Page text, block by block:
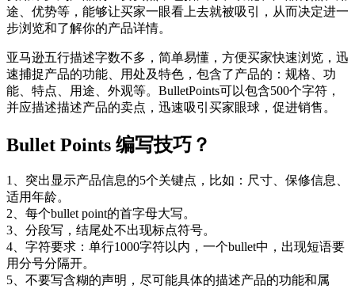
途、优势等，能够让买家一眼看上去就被吸引，从而决定进一
步浏览和了解你的产品详情。
亚马逊五行描述字数不多，简单易懂，方便买家快速浏览，迅
速捕捉产品的功能、用处及特色，包含了产品的：规格、功
能、特点、用途、外观等。BulletPoints可以包含500个字符，
并应描述描述产品的卖点，迅速吸引买家眼球，促进销售。
Bullet Points 编写技巧？
1、突出显示产品信息的5个关键点，比如：尺寸、保修信息、
适用年龄。
2、每个bullet point的首字母大写。
3、分段写，结尾处不出现标点符号。
4、字符要求：单行1000字符以内，一个bullet中，出现短语要
用分号分隔开。
5、不要写含糊的声明，尽可能具体的描述产品的功能和属